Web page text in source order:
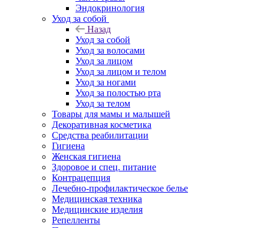
Эндокринология
Уход за собой
Назад
Уход за собой
Уход за волосами
Уход за лицом
Уход за лицом и телом
Уход за ногами
Уход за полостью рта
Уход за телом
Товары для мамы и малышей
Декоративная косметика
Средства реабилитации
Гигиена
Женская гигиена
Здоровое и спец. питание
Контрацепция
Лечебно-профилактическое белье
Медицинская техника
Медицинские изделия
Репелленты